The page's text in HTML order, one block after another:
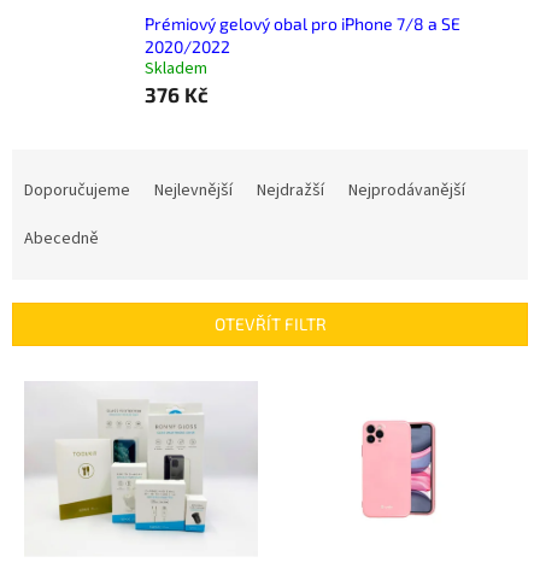
Prémiový gelový obal pro iPhone 7/8 a SE
2020/2022
Skladem
376 Kč
r
Doporučujeme Nejlevnější Nejdražší
Nejprodávanější
Abecedně
OTEVŘÍT FILTR
V